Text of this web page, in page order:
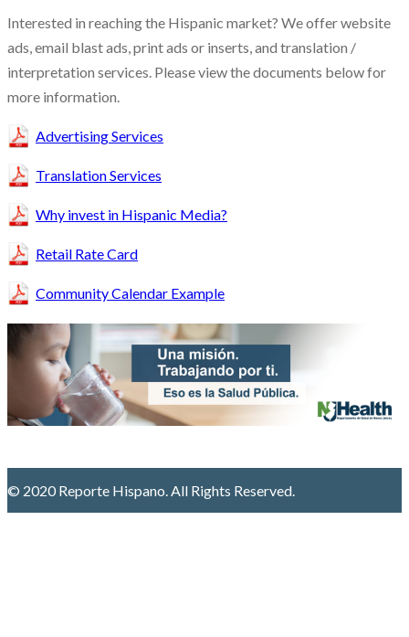
Interested in reaching the Hispanic market? We offer website
ads, email blast ads, print ads or inserts, and translation /
interpretation services. Please view the documents below for
more information.
Advertising Services
Translation Services
Why invest in Hispanic Media?
Retail Rate Card
Community Calendar Example
© 2020 Reporte Hispano. All Rights Reserved.